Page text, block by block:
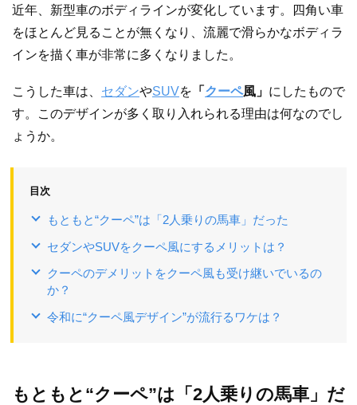
近年、新型車のボディラインが変化しています。四角い車
をほとんど見ることが無くなり、流麗で滑らかなボディラ
インを描く車が非常に多くなりました。
こうした車は、 セダンやSUVを 「 クーペ風」 にしたもので
す。このデザインが多く取り入れられる理由は何なのでし
ょうか。
目次
もともと“クーペ”は「2人乗りの馬車」だった
セダンやSUVをクーペ風にするメリットは？
クーペのデメリットをクーペ風も受け継いでいるの
か？
令和に“クーペ風デザイン”が流行るワケは？
もともと“クーペ”は「2人乗りの馬車」だ